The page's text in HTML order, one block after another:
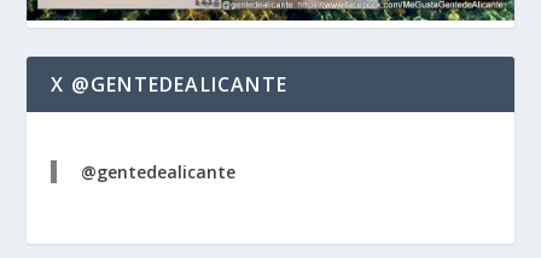
X @GENTEDEALICANTE
@gentedealicante